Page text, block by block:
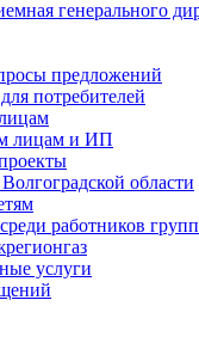
генерального
предложений
потребителей
лицам и ИП
области
работников
услуги